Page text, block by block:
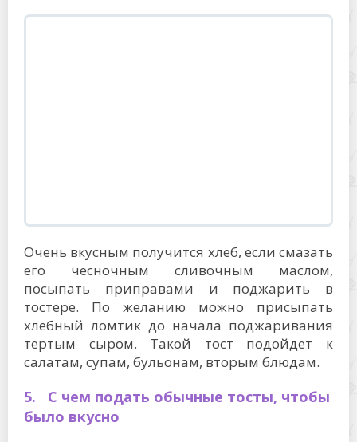
Очень вкусным получится хлеб, если смазать
его чесночным сливочным маслом,
посыпать приправами и поджарить в
тостере. По желанию можно присыпать
хлебный ломтик до начала поджаривания
тертым сыром. Такой тост подойдет к
салатам, супам, бульонам, вторым блюдам.
5. С чем подать обычные тосты, чтобы
было вкусно